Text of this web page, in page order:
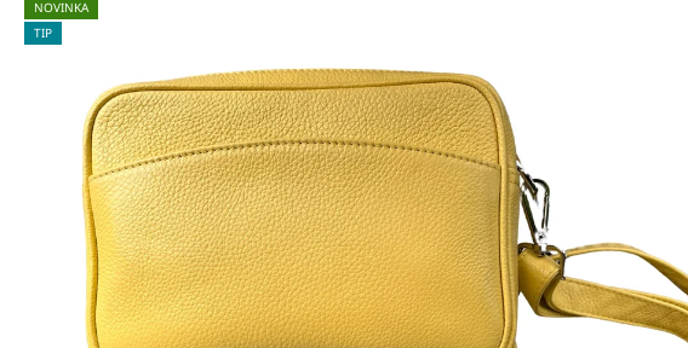
NOVINKA
TIP